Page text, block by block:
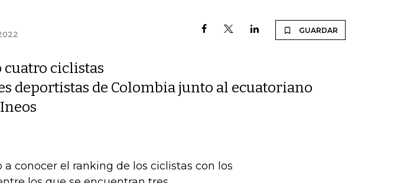
GUARDAR
cuatro ciclistas
deportistas de Colombia junto al ecuatoriano
conocer el ranking de los ciclistas con los